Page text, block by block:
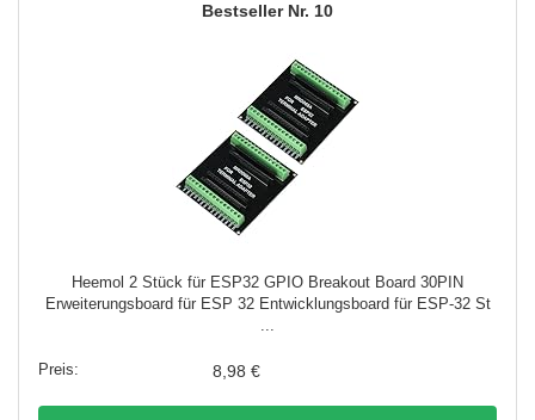
10
Heemol 2 Stück für ESP32 GPIO Breakout Board 30PIN
Erweiterungsboard für ESP 32 Entwicklungsboard für ESP-32 St
...
8,98 €